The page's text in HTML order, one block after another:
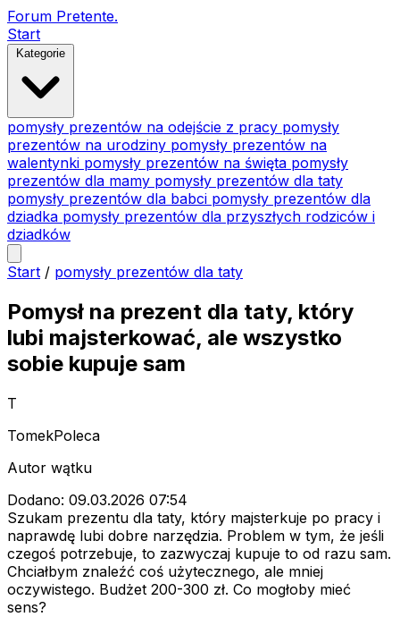
Forum Pretente.
Start
Kategorie
pomysły prezentów na odejście z pracy pomysły
prezentów na urodziny pomysły prezentów na
walentynki pomysły prezentów na święta pomysły
prezentów dla mamy pomysły prezentów dla taty
pomysły prezentów dla babci pomysły prezentów dla
dziadka pomysły prezentów dla przyszłych rodziców i
dziadków
Start / pomysły prezentów dla taty
Pomysł na prezent dla taty, który
lubi majsterkować, ale wszystko
sobie kupuje sam
T
TomekPoleca
Autor wątku
Dodano: 09.03.2026 07:54
Szukam prezentu dla taty, który majsterkuje po pracy i
naprawdę lubi dobre narzędzia. Problem w tym, że jeśli
czegoś potrzebuje, to zazwyczaj kupuje to od razu sam.
Chciałbym znaleźć coś użytecznego, ale mniej
oczywistego. Budżet 200-300 zł. Co mogłoby mieć
sens?